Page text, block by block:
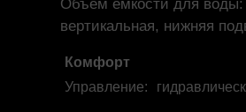
Объём ёмкости для воды:
вертикальная, нижняя
Комфорт
Управление: